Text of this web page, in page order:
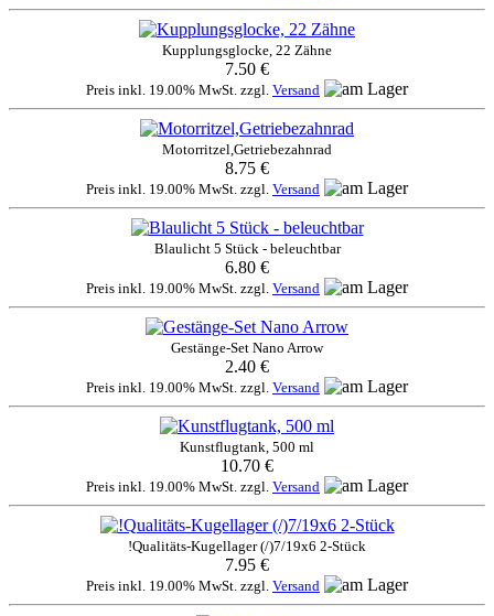
Kupplungsglocke, 22 Zähne
7.50 €
Preis inkl. 19.00% MwSt. zzgl. Versand
Motorritzel,Getriebezahnrad
8.75 €
Preis inkl. 19.00% MwSt. zzgl. Versand
Blaulicht 5 Stück - beleuchtbar
6.80 €
Preis inkl. 19.00% MwSt. zzgl. Versand
Gestänge-Set Nano Arrow
2.40 €
Preis inkl. 19.00% MwSt. zzgl. Versand
Kunstflugtank, 500 ml
10.70 €
Preis inkl. 19.00% MwSt. zzgl. Versand
!Qualitäts-Kugellager (/)7/19x6 2-Stück
7.95 €
Preis inkl. 19.00% MwSt. zzgl. Versand